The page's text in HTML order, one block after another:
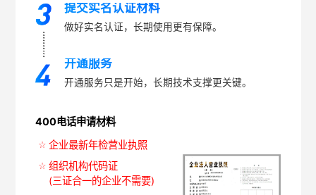
提交实名认证材料
做好实名认证，长期使用更有保障。
开通服务
开通服务只是开始，长期技术支撑更关键。
400电话申请材料
企业最新年检营业执照
组织机构代码证
(三证合一的企业不需要)